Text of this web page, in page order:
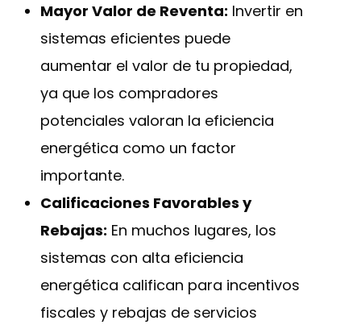
Mayor Valor de Reventa: Invertir en
sistemas eficientes puede
aumentar el valor de tu propiedad,
ya que los compradores
potenciales valoran la eficiencia
energética como un factor
importante.
Calificaciones Favorables y
Rebajas: En muchos lugares, los
sistemas con alta eficiencia
energética califican para incentivos
fiscales y rebajas de servicios